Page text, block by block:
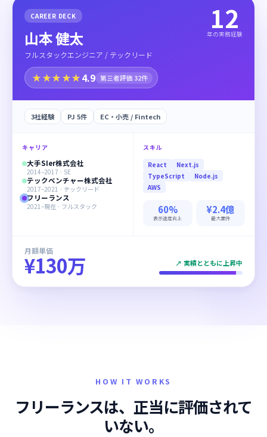
CAREER DECK
山本 健太
フルスタックエンジニア / テックリード
★★★★★4.9 第三者評価 32件
12
年の実務経験
3社経験 PJ 5件 EC・小売 / Fintech
キャリア
大手SIer株式会社
2014–2017 · SE
テックベンチャー株式会社
2017–2021 · テックリード
フリーランス
2021–現在 · フルスタック
スキル
React
Next.js
TypeScript
Node.js
AWS
60%
表示速度向上
¥2.4億
最大案件
月額単価
¥130万 ↗ 実績とともに上昇中
HOW IT WORKS
フリーランスは、正当に評価されて
いない。